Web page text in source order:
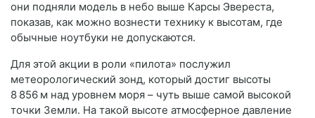
они подняли модель в небо выше Карсы Эвереста,
показав, как можно вознести технику к высотам, где
обычные ноутбуки не допускаются.
Для этой акции в роли «пилота» послужил
метеорологический зонд, который достиг высоты
8 856 м над уровнем моря – чуть выше самой высокой
точки Земли. На такой высоте атмосферное давление